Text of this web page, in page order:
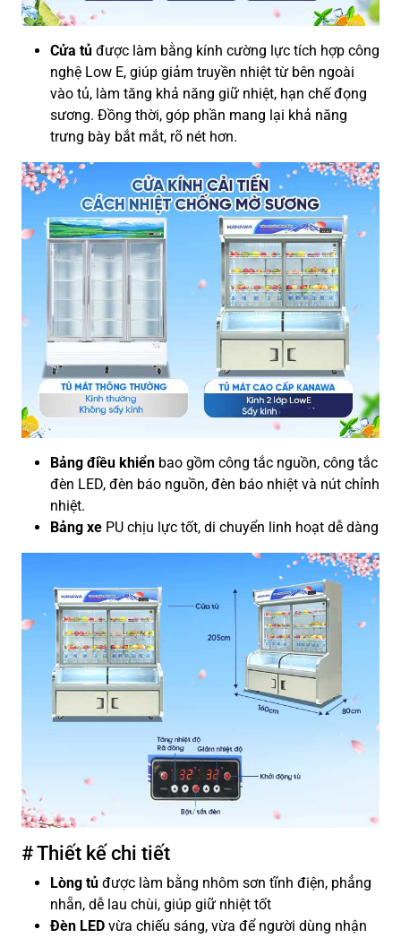
Cửa tủ được làm bằng kính cường lực tích hợp công
nghệ Low E, giúp giảm truyền nhiệt từ bên ngoài
vào tủ, làm tăng khả năng giữ nhiệt, hạn chế đọng
sương. Đồng thời, góp phần mang lại khả năng
trưng bày bắt mắt, rõ nét hơn.
Bảng điều khiển bao gồm công tắc nguồn, công tắc
đèn LED, đèn báo nguồn, đèn báo nhiệt và nút chỉnh
nhiệt.
Bảng xe PU chịu lực tốt, di chuyển linh hoạt dễ dàng
# Thiết kế chi tiết
Lòng tủ được làm bằng nhôm sơn tĩnh điện, phẳng
nhẵn, dễ lau chùi, giúp giữ nhiệt tốt
Đèn LED vừa chiếu sáng, vừa để người dùng nhận